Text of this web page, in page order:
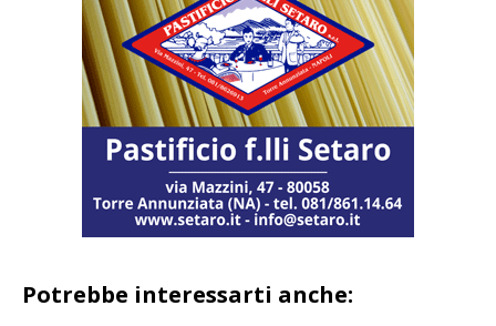
Potrebbe interessarti anche: